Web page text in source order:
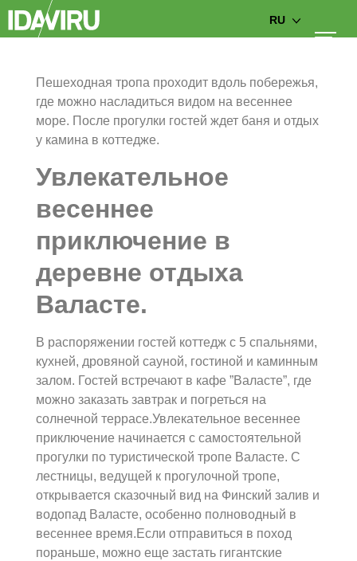
RU
Пешеходная тропа проходит вдоль побережья,
где можно насладиться видом на весеннее
море. После прогулки гостей ждет баня и отдых
у камина в коттедже.
Увлекательное
весеннее
приключение в
деревне отдыха
Валасте.
В распоряжении гостей коттедж с 5 спальнями,
кухней, дровяной сауной, гостиной и каминным
залом. Гостей встречают в кафе ”Валасте”, где
можно заказать завтрак и погреться на
солнечной террасе.Увлекательное весеннее
приключение начинается с самостоятельной
прогулки по туристической тропе Валасте. С
лестницы, ведущей к прогулочной тропе,
открывается сказочный вид на Финский залив и
водопад Валасте, особенно полноводный в
весеннее время.Если отправиться в поход
пораньше, можно еще застать гигантские